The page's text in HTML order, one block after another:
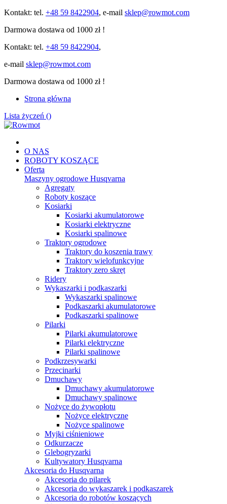
Kontakt: tel. +48 59 8422904, e-mail sklep@rowmot.com
Darmowa dostawa od 1000 zł !
Kontakt: tel. +48 59 8422904,
e-mail sklep@rowmot.com
Darmowa dostawa od 1000 zł !
Strona główna
Lista życzeń ()
O NAS
ROBOTY KOSZĄCE
Oferta
Maszyny ogrodowe Husqvarna
Agregaty
Roboty koszące
Kosiarki
Kosiarki akumulatorowe
Kosiarki elektryczne
Kosiarki spalinowe
Traktory ogrodowe
Traktory do koszenia trawy
Traktory wielofunkcyjne
Traktory zero skręt
Ridery
Wykaszarki i podkaszarki
Wykaszarki spalinowe
Podkaszarki akumulatorowe
Podkaszarki spalinowe
Pilarki
Pilarki akumulatorowe
Pilarki elektryczne
Pilarki spalinowe
Podkrzesywarki
Przecinarki
Dmuchawy
Dmuchawy akumulatorowe
Dmuchawy spalinowe
Nożyce do żywopłotu
Nożyce elektryczne
Nożyce spalinowe
Myjki ciśnieniowe
Odkurzacze
Glebogryzarki
Kultywatory Husqvarna
Akcesoria do Husqvarna
Akcesoria do pilarek
Akcesoria do wykaszarek i podkaszarek
Akcesoria do robotów koszących